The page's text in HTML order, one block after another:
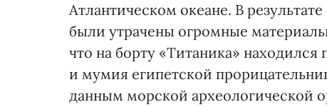
Атлантическом океане. В
были утрачены огромные
что на борту «Титаника»
и мумия египетской
данным морской археологической